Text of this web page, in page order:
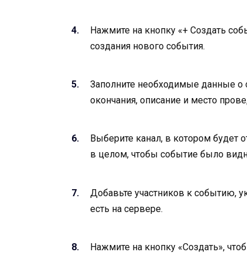
Нажмите на кнопку «+ Создать
создания нового события.
Заполните необходимые данные о
окончания, описание и место
Выберите канал, в котором будет
в целом, чтобы событие было
Добавьте участников к событию,
есть на сервере.
Нажмите на кнопку «Создать»,